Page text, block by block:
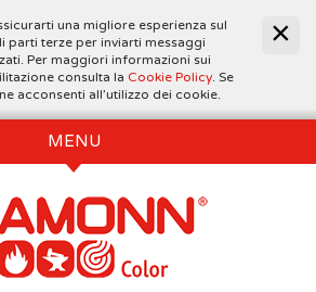
una migliore esperienza sul
parti terze per inviarti messaggi
Per maggiori informazioni sui
consulta la Cookie Policy. Se
acconsenti all’utilizzo dei cookie.
MENU